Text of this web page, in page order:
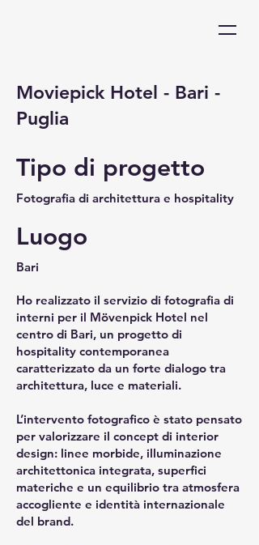
Moviepick Hotel - Bari -
Puglia
Tipo di progetto
Fotografia di architettura e hospitality
Luogo
Bari
Ho realizzato il servizio di fotografia di
interni per il Mövenpick Hotel nel
centro di Bari, un progetto di
hospitality contemporanea
caratterizzato da un forte dialogo tra
architettura, luce e materiali.
L’intervento fotografico è stato pensato
per valorizzare il concept di interior
design: linee morbide, illuminazione
architettonica integrata, superfici
materiche e un equilibrio tra atmosfera
accogliente e identità internazionale
del brand.